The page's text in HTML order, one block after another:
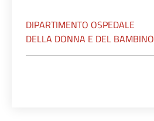
DIPARTIMENTO OSPEDALE
DELLA DONNA E DEL BAMBINO